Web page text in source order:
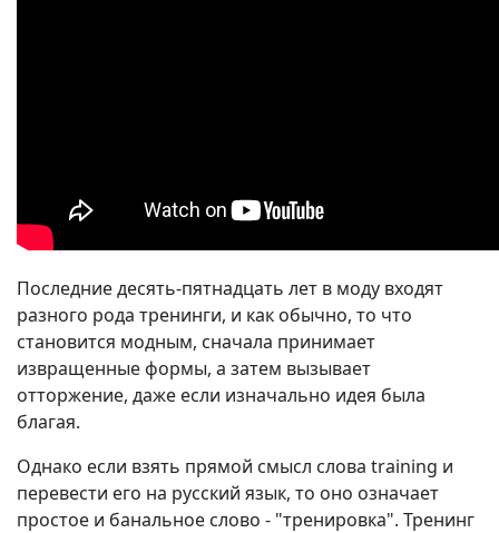
Последние десять-пятнадцать лет в моду входят
разного рода тренинги, и как обычно, то что
становится модным, сначала принимает
извращенные формы, а затем вызывает
отторжение, даже если изначально идея была
благая.
Однако если взять прямой смысл слова training и
перевести его на русский язык, то оно означает
простое и банальное слово - "тренировка". Тренинг